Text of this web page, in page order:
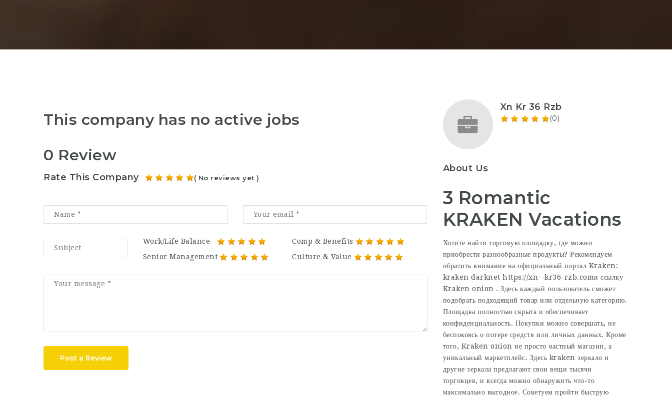
This company has no active jobs
0 Review
Rate This Company ( No reviews yet )
Work/Life Balance
Comp & Benefits
Senior Management
Culture & Value
Post a Review
Xn Kr 36 Rzb
(0)
About Us
3 Romantic
KRAKEN Vacations
Хотите найти торговую площадку, где можно
приобрести разнообразные продукты? Рекомендуем
обратить внимание на официальный портал Kraken:
kraken darknet https://xn--kr36-rzb.comи ссылку
Kraken onion . Здесь каждый пользователь сможет
подобрать подходящий товар или отдельную категорию.
Площадка полностью скрыта и обеспечивает
конфиденциальность. Покупки можно совершать, не
беспокоясь о потере средств или личных данных. Кроме
того, Kraken onion не просто частный магазин, а
уникальный маркетплейс. Здесь kraken зеркало и
другие зеркала предлагают свои вещи тысячи
торговцев, и всегда можно обнаружить что-то
максимально выгодное. Советуем пройти быструю